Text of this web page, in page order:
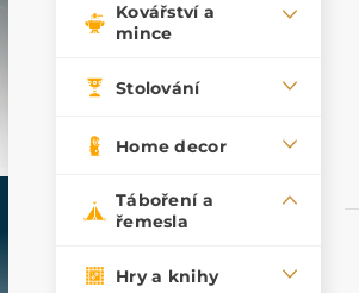
Kovářství a
mince
Stolování
Home decor
Táboření a
řemesla
Hry a knihy